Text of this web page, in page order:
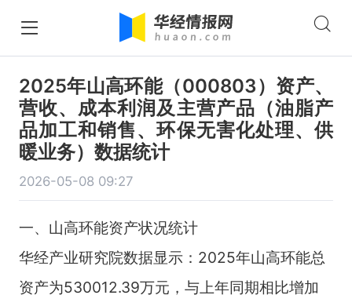
2025年山高环能（000803）资产、
营收、成本利润及主营产品（油脂产
品加工和销售、环保无害化处理、供
暖业务）数据统计
2026-05-08 09:27
一、山高环能资产状况统计
华经产业研究院数据显示：2025年山高环能总
资产为530012.39万元，与上年同期相比增加